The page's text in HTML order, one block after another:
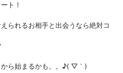
ト！
られるお相手と出会うなら絶対コ
ら始まるかも。。♪( ▽｀)